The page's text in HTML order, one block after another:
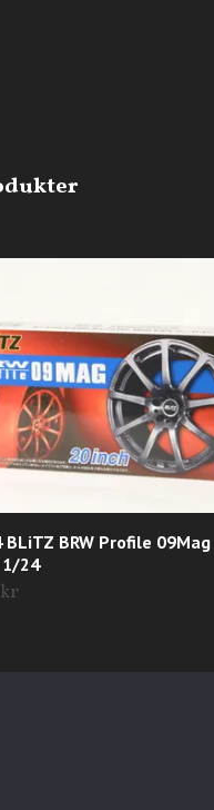
BLiTZ BRW Profile 09Mag
1/24
kr